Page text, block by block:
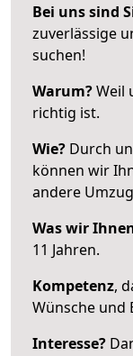
Bei uns sind
zuverlässige
suchen!
Warum?Weil
richtig ist.
Wie? Durch
können wir
andere
Was wir
11 Jahren.
Kompetenz,
Wünsche und
Interesse?